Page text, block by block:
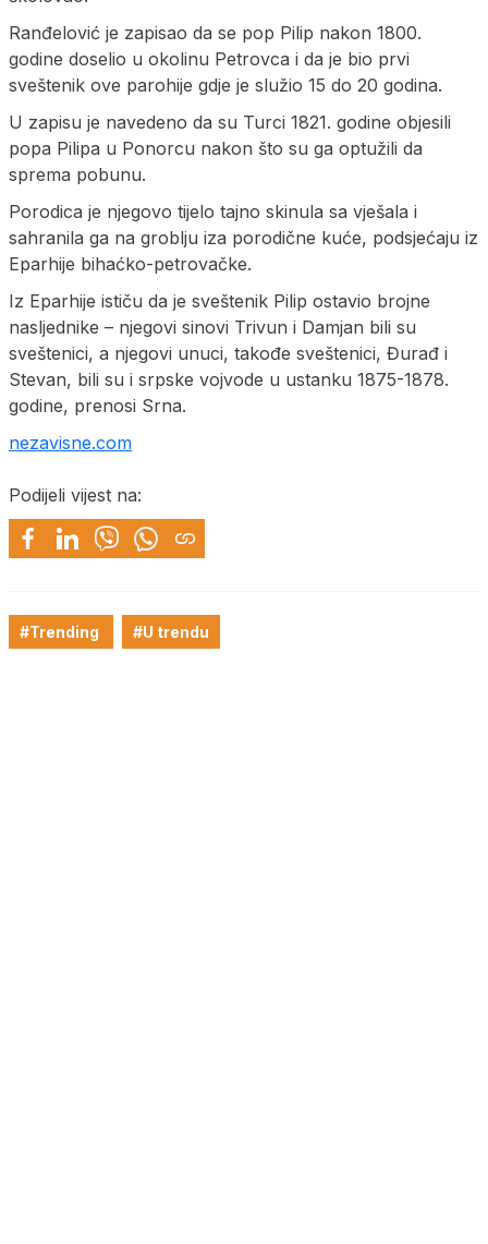
Ranđelović je zapisao da se pop Pilip nakon 1800.
godine doselio u okolinu Petrovca i da je bio prvi
sveštenik ove parohije gdje je služio 15 do 20 godina.
U zapisu je navedeno da su Turci 1821. godine objesili
popa Pilipa u Ponorcu nakon što su ga optužili da
sprema pobunu.
Porodica je njegovo tijelo tajno skinula sa vješala i
sahranila ga na groblju iza porodične kuće, podsjećaju iz
Eparhije bihaćko-petrovačke.
Iz Eparhije ističu da je sveštenik Pilip ostavio brojne
nasljednike – njegovi sinovi Trivun i Damjan bili su
sveštenici, a njegovi unuci, takođe sveštenici, Đurađ i
Stevan, bili su i srpske vojvode u ustanku 1875-1878.
godine, prenosi Srna.
nezavisne.com
Podijeli vijest na:
#Trending #U trendu